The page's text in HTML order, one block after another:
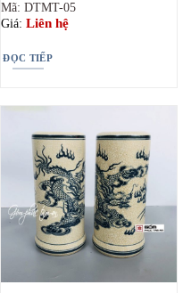
Mã: DTMT-05
Giá: Liên hệ
ĐỌC TIẾP